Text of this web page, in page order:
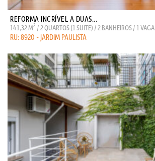
REFORMA INCRÍVEL A DUAS...
141,32 M2 / 2 QUARTOS (1 SUITE) / 2 BANHEIROS / 1 VAGA
RU: 8920 - JARDIM PAULISTA